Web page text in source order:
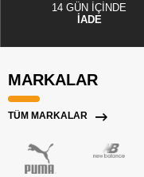
14 GÜN İÇİNDE
İADE
MARKALAR
TÜM MARKALAR